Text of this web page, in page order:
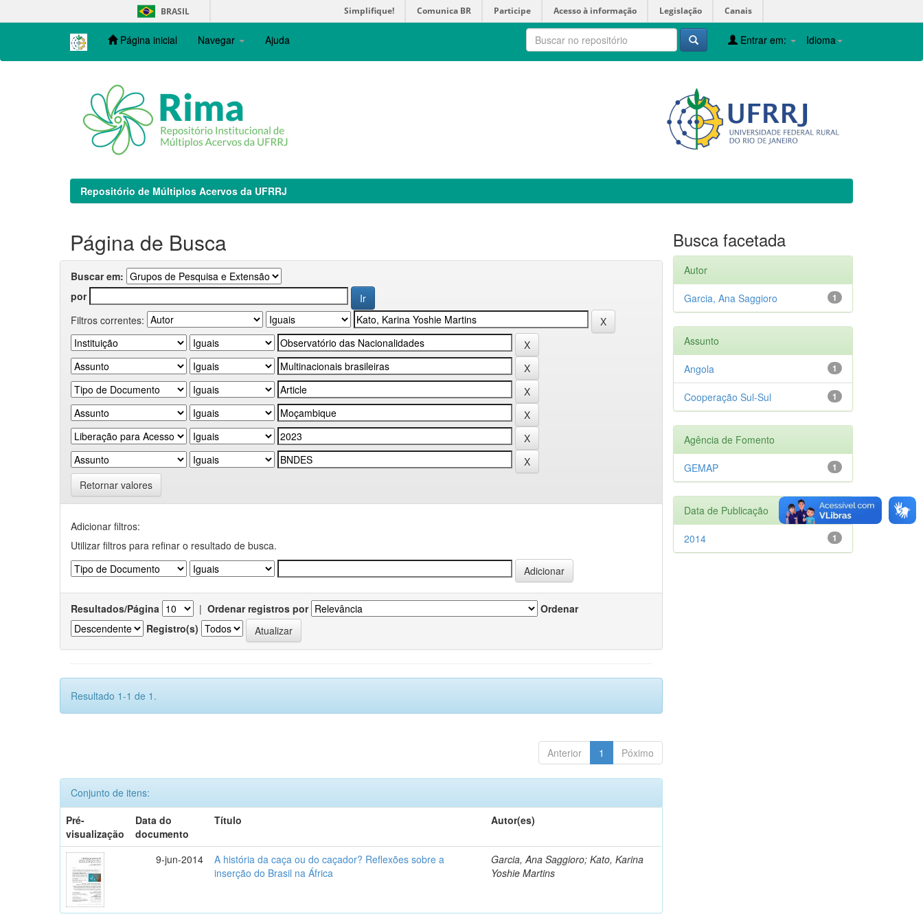
navigation
BRASIL Simplifique! Comunica BR Participe Acesso à informação Legislação Canais
Página inicial Navegar Ajuda Idioma
Entrar em:
Repositório de Múltiplos Acervos da UFRRJ
Página de Busca
Buscar em:
por
Filtros correntes:
Retornar valores
Adicionar filtros:
Utilizar filtros para refinar o resultado de busca.
Resultados/Página | Ordenar registros por
Ordenar
Registro(s)
Resultado 1-1 de 1.
Anterior 1 Póximo
Conjunto de itens:
Pré-
visualização
Data do
documento
Título Autor(es)
9-jun-2014
A história da caça ou do caçador? Reflexões sobre a
inserção do Brasil na África
Garcia, Ana Saggioro; Kato, Karina
Yoshie Martins
Busca facetada
Autor
1
Garcia, Ana Saggioro
Assunto
1
Angola
1
Cooperação Sul-Sul
Agência de Fomento
1
GEMAP
Data de Publicação
1
2014